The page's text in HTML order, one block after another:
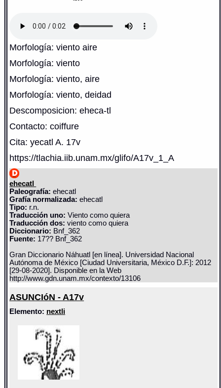
Morfología: viento aire
Morfología: viento
Morfología: viento, aire
Morfología: viento, deidad
Descomposicion: eheca-tl
Contacto: coiffure
Cita: yecatl A. 17v
https://tlachia.iib.unam.mx/glifo/A17v_1_A
ehecatl
Paleografía: ehecatl
Grafía normalizada: ehecatl
Tipo: r.n.
Traducción uno: Viento como quiera
Traducción dos: viento como quiera
Diccionario: Bnf_362
Fuente: 17?? Bnf_362
Gran Diccionario Náhuatl [en línea]. Universidad Nacional
Autónoma de México [Ciudad Universitaria, México D.F.]: 2012
[29-08-2020]. Disponible en la Web
http://www.gdn.unam.mx/contexto/13106
ASUNCIóN - A17v
Elemento: nextli